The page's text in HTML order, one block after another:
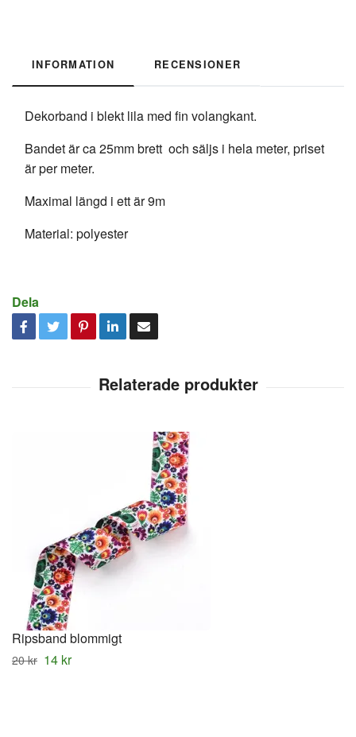
INFORMATION RECENSIONER
Dekorband i blekt lila med fin volangkant.
Bandet är ca 25mm brett och säljs i hela meter, priset
är per meter.
Maximal längd i ett är 9m
Material: polyester
Dela
Ripsband blommigt
20 kr 14 kr